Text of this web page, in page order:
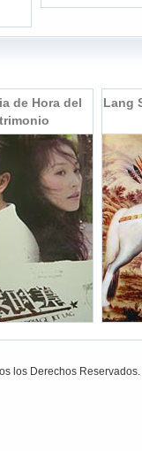
de Hora del
Lang
los Derechos Reservados.